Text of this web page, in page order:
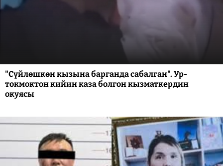
"Сүйлөшкөн кызына барганда сабалган". Ур-
токмоктон кийин каза болгон кызматкердин
окуясы